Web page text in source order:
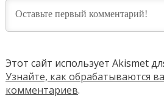
Этот сайт использует Akismet
Узнайте, как обрабатываются
комментариев.